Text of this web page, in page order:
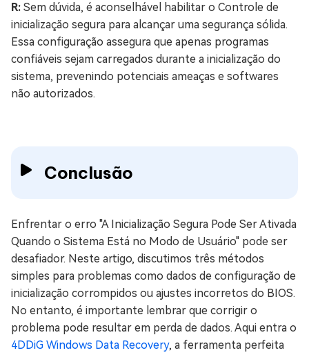
R: Sem dúvida, é aconselhável habilitar o Controle de
inicialização segura para alcançar uma segurança sólida.
Essa configuração assegura que apenas programas
confiáveis sejam carregados durante a inicialização do
sistema, prevenindo potenciais ameaças e softwares
não autorizados.
Conclusão
Enfrentar o erro "A Inicialização Segura Pode Ser Ativada
Quando o Sistema Está no Modo de Usuário" pode ser
desafiador. Neste artigo, discutimos três métodos
simples para problemas como dados de configuração de
inicialização corrompidos ou ajustes incorretos do BIOS.
No entanto, é importante lembrar que corrigir o
problema pode resultar em perda de dados. Aqui entra o
4DDiG Windows Data Recovery, a ferramenta perfeita